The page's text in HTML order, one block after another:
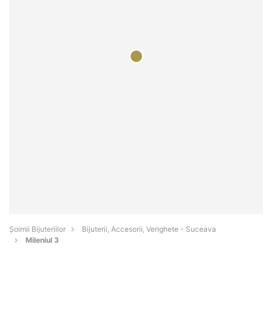
Şoimii Bijuteriilor
Bijuterii, Accesorii, Verighete - Suceava
Mileniul 3